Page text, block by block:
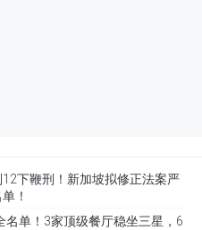
下鞭刑！新加坡拟修正法案严
！
单！3家顶级餐厅稳坐三星，6